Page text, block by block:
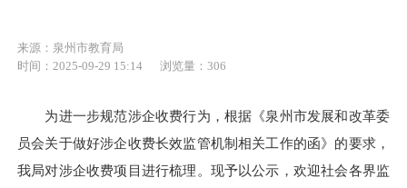
来源：泉州市教育局
时间：2025-09-29 15:14
浏览量： 306
为进一步规范涉企收费行为，根据《泉州市发展和改革委
员会关于做好涉企收费长效监管机制相关工作的函》的要求，
我局对涉企收费项目进行梳理。现予以公示，欢迎社会各界监